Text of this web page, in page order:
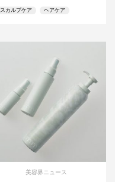
スカルプケア ヘアケア
美容界ニュース